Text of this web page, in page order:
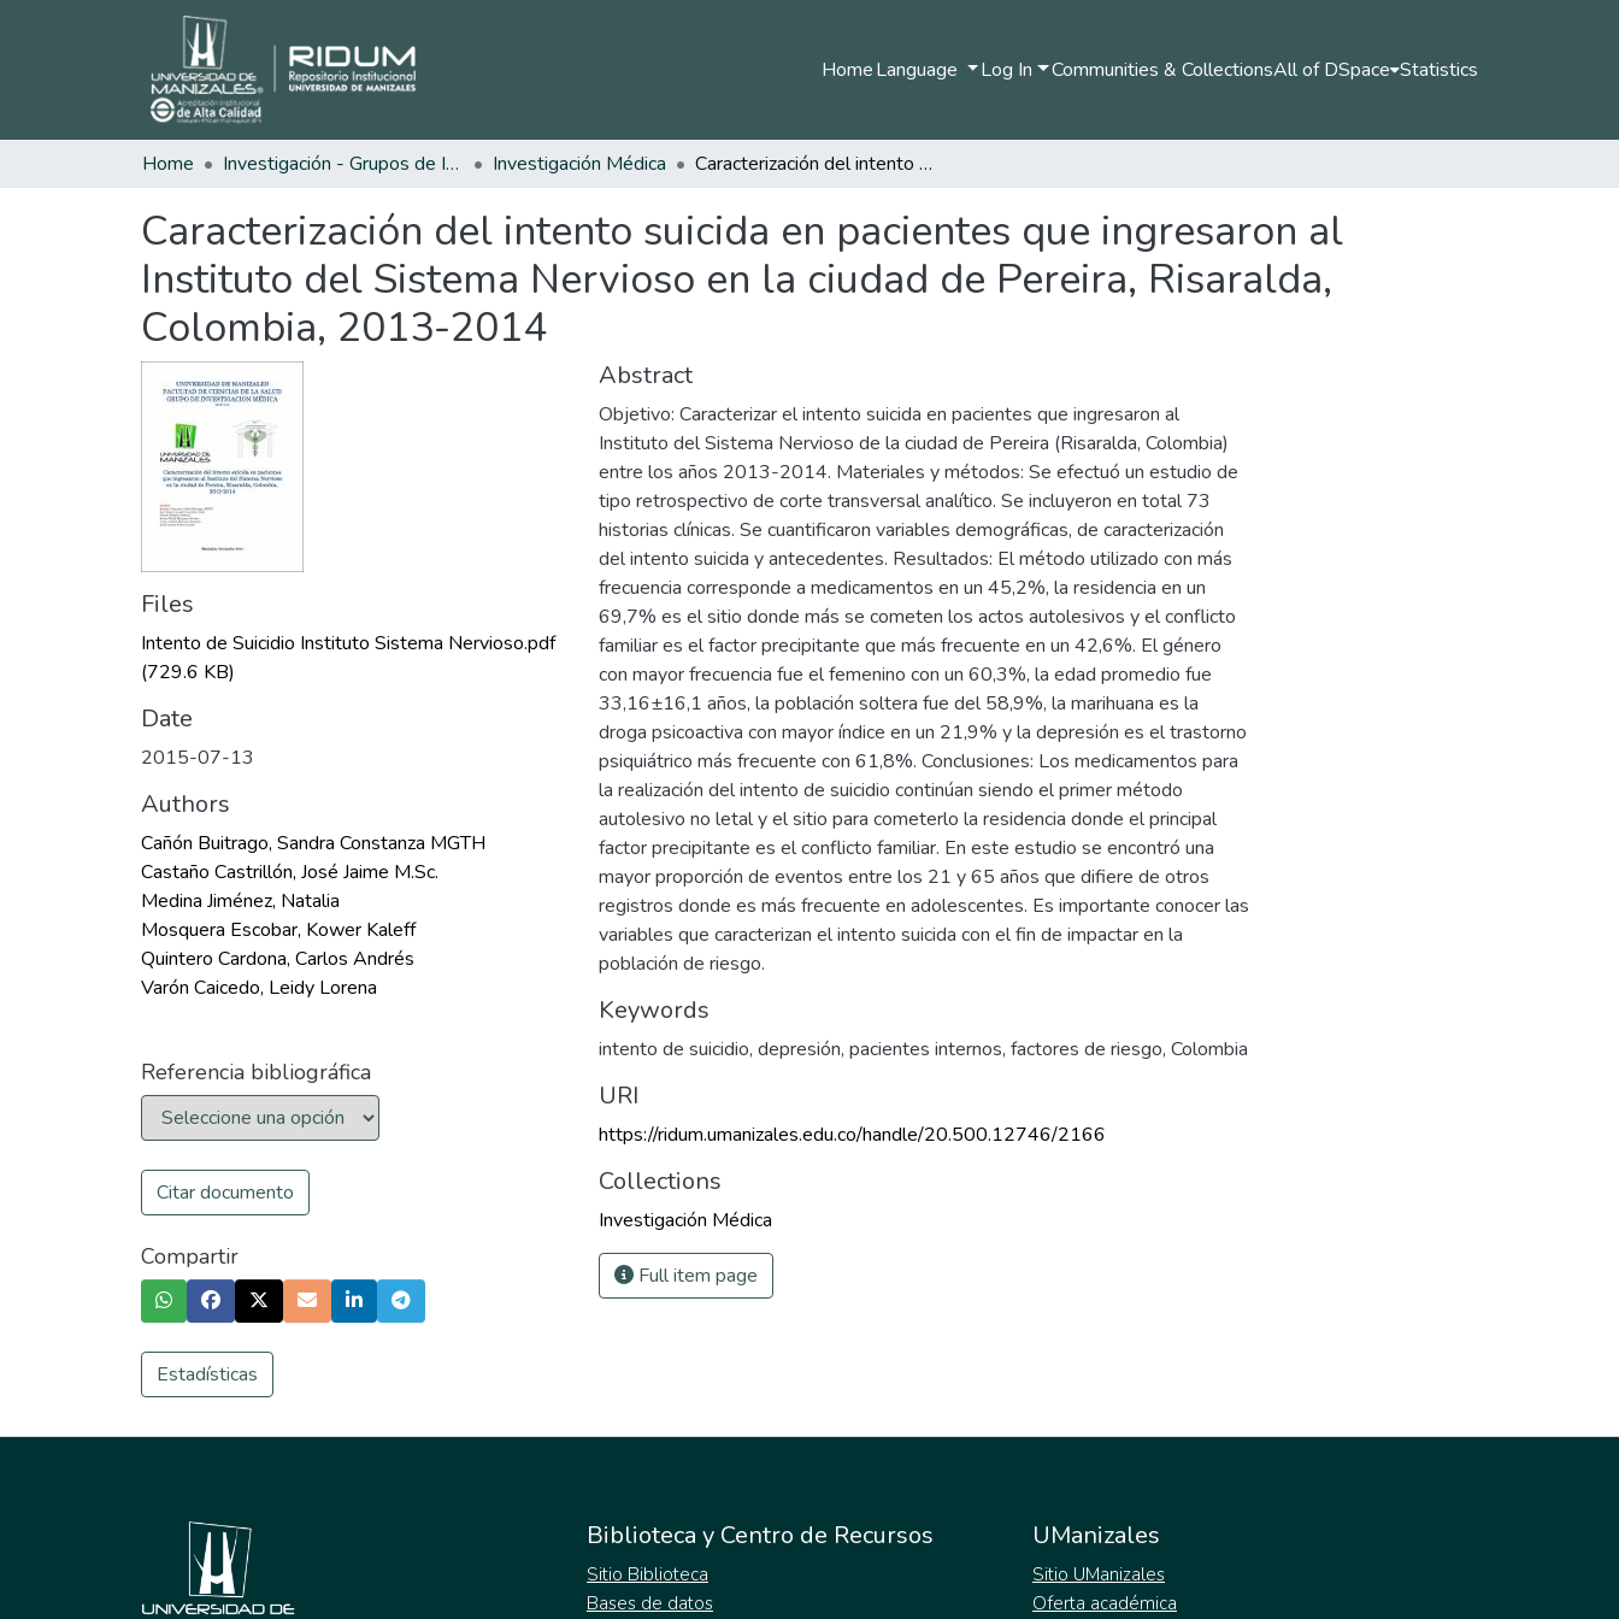
HomeLanguage Log In Communities & CollectionsAll of DSpace Statistics
Home Investigación - Grupos de Investigación Investigación Médica Caracterización del intento suicida en pacientes que ingresaron al Instituto del Sistema Nervioso en la ciudad de Pereira, Risaralda, Colombia, 2013-2014
Caracterización del intento suicida en pacientes que ingresaron al
Instituto del Sistema Nervioso en la ciudad de Pereira, Risaralda,
Colombia, 2013-2014
Files
Intento de Suicidio Instituto Sistema Nervioso.pdf
(729.6 KB)
Date
2015-07-13
Authors
Cañón Buitrago, Sandra Constanza MGTH
Castaño Castrillón, José Jaime M.Sc.
Medina Jiménez, Natalia
Mosquera Escobar, Kower Kaleff
Quintero Cardona, Carlos Andrés
Varón Caicedo, Leidy Lorena
Referencia bibliográfica
Citar documento
Compartir
Estadísticas
Abstract
Objetivo: Caracterizar el intento suicida en pacientes que ingresaron al
Instituto del Sistema Nervioso de la ciudad de Pereira (Risaralda, Colombia)
entre los años 2013-2014. Materiales y métodos: Se efectuó un estudio de
tipo retrospectivo de corte transversal analítico. Se incluyeron en total 73
historias clínicas. Se cuantificaron variables demográficas, de caracterización
del intento suicida y antecedentes. Resultados: El método utilizado con más
frecuencia corresponde a medicamentos en un 45,2%, la residencia en un
69,7% es el sitio donde más se cometen los actos autolesivos y el conflicto
familiar es el factor precipitante que más frecuente en un 42,6%. El género
con mayor frecuencia fue el femenino con un 60,3%, la edad promedio fue
33,16±16,1 años, la población soltera fue del 58,9%, la marihuana es la
droga psicoactiva con mayor índice en un 21,9% y la depresión es el trastorno
psiquiátrico más frecuente con 61,8%. Conclusiones: Los medicamentos para
la realización del intento de suicidio continúan siendo el primer método
autolesivo no letal y el sitio para cometerlo la residencia donde el principal
factor precipitante es el conflicto familiar. En este estudio se encontró una
mayor proporción de eventos entre los 21 y 65 años que difiere de otros
registros donde es más frecuente en adolescentes. Es importante conocer las
variables que caracterizan el intento suicida con el fin de impactar en la
población de riesgo.
Keywords
intento de suicidio, depresión, pacientes internos, factores de riesgo, Colombia
URI
https://ridum.umanizales.edu.co/handle/20.500.12746/2166
Collections
Investigación Médica
Full item page
Biblioteca y Centro de Recursos
Sitio Biblioteca
Bases de datos
UManizales
Sitio UManizales
Oferta académica